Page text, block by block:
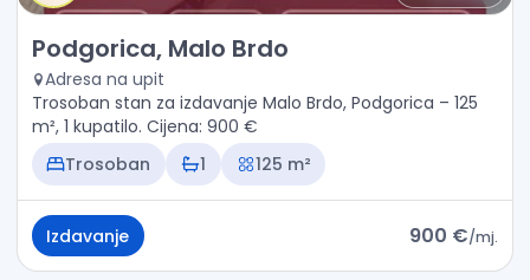
Izdavanje - Stan Podgorica, Malo Brdo
Podgorica, Malo Brdo
Adresa na upit
Trosoban stan za izdavanje Malo Brdo, Podgorica – 125
m², 1 kupatilo. Cijena: 900 €
Trosoban
1 125 m²
Izdavanje 900 €/mj.